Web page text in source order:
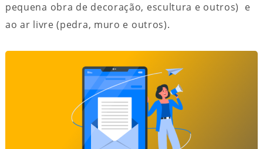
pequena obra de decoração, escultura e outros) e
ao ar livre (pedra, muro e outros).